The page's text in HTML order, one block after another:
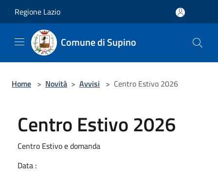
Regione Lazio
Comune di Supino
Home > Novità > Avvisi > Centro Estivo 2026
Centro Estivo 2026
Centro Estivo e domanda
Data :